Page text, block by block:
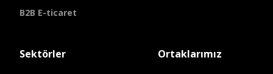
B2B E-ticaret
Sektörler Ortaklarımız